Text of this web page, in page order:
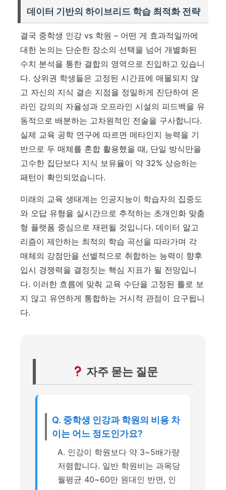
데이터 기반의 하이브리드 학습 최적화 전략
결국 중학생 인강 vs 학원 – 어떤 게 효과적일까에
대한 논의는 단순한 장소의 선택을 넘어 개별화된
수치 분석을 통한 결합의 영역으로 진입하고 있습니
다. 상위권 학생들은 고정된 시간표에 매몰되지 않
고 자신의 지식 결손 지점을 정밀하게 진단하여 온
라인 강의의 자율성과 오프라인 시설의 피드백을 유
동적으로 배분하는 고차원적인 전술을 구사합니다.
실제 교육 공학 연구에 따르면 메타인지 능력을 기
반으로 두 매체를 혼합 활용했을 때, 단일 방식만을
고수한 집단보다 지식 보유율이 약 32% 상승하는
패턴이 확인되었습니다.
미래의 교육 생태계는 인공지능이 학습자의 집중도
와 오답 유형을 실시간으로 추적하는 초개인화 맞춤
형 플랫폼 중심으로 재편될 것입니다. 데이터 알고
리즘이 제안하는 최적의 학습 곡선을 따라가며 각
매체의 강점만을 선별적으로 취합하는 능력이 향후
입시 경쟁력을 결정짓는 핵심 지표가 될 전망입니
다. 이러한 흐름에 맞춰 교육 수단을 고정된 틀로 보
지 않고 유연하게 통합하는 거시적 관점이 요구됩니
다.
자주 묻는 질문
Q. 중학생 인강과 학원의 비용 차
이는 어느 정도인가요?
A. 인강이 학원보다 약 3~5배가량
저렴합니다. 일반 학원비는 과목당
월평균 40~60만 원대인 반면, 인